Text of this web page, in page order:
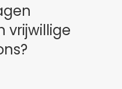
vrijwillige